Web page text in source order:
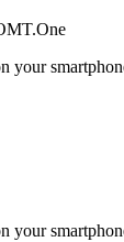
your
your